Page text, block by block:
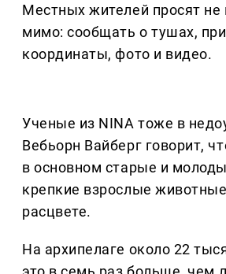
Местных жителей просят не
мимо: сообщать о тушах,
координаты, фото и видео.
Ученые из NINA тоже в
Вебьорн Вайберг говорит,
в основном старые и
крепкие взрослые
расцвете.
На архипелаге около 22